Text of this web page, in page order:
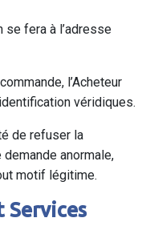
fera à l’adresse
l’Acheteur
véridiques.
de refuser la
anormale,
motif légitime.